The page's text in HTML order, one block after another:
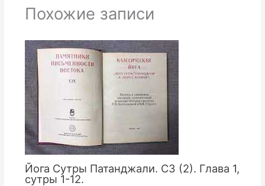
Похожие записи
Йога Сутры Патанджали. СЗ (2). Глава 1,
сутры 1-12.